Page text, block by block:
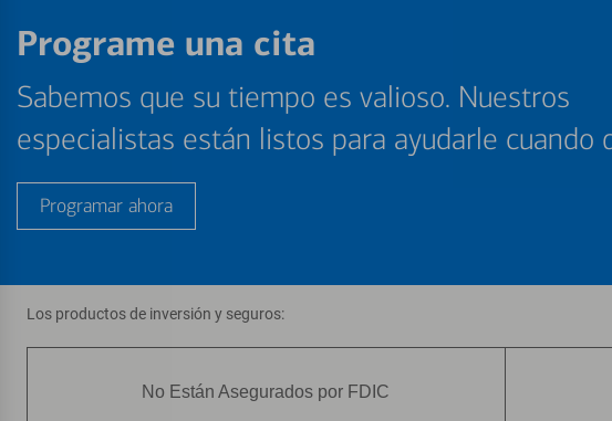
Programe una cita
Sabemos que su tiempo es valioso. Nuestros
especialistas están listos para ayudarle cuando
Programar ahora
Los productos de inversión y seguros:
No Están Asegurados por FDIC